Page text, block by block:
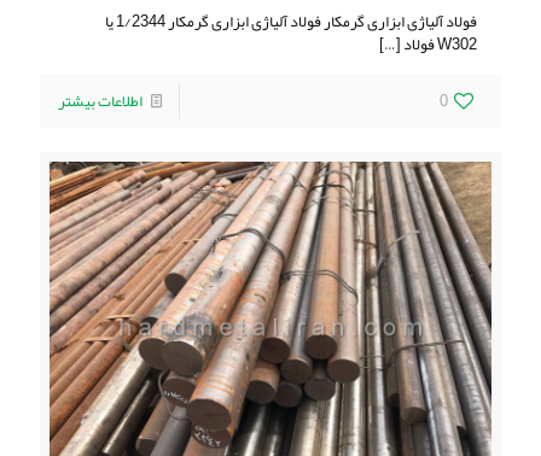
فولاد آلیاژی ابزاری گرمکار فولاد آلیاژی ابزاری گرمکار 1/2344 یا
W302 فولاد
[…]
0
اطلاعات بیشتر